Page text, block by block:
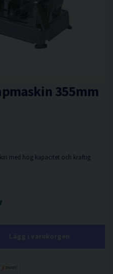
355mm
med hög kapacitet och kraftig